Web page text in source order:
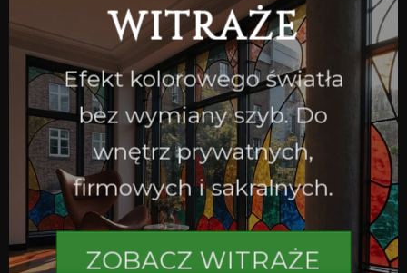
WITRAŻE
Efekt kolorowego światła
bez wymiany szyb. Do
wnętrz prywatnych,
firmowych i sakralnych.
ZOBACZ WITRAŻE